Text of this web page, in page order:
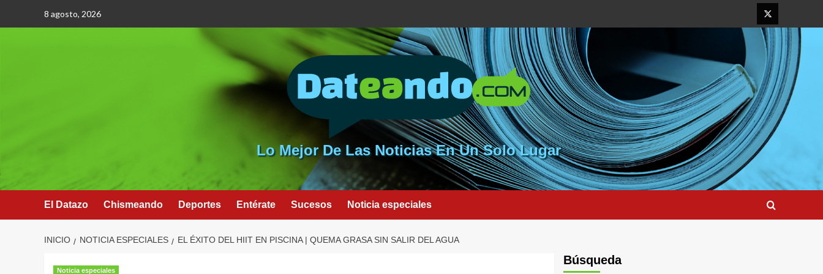
8 agosto, 2026
Elemento
del
menú
Lo Mejor De Las Noticias En Un Solo Lugar
El Datazo Chismeando Deportes Entérate Sucesos Noticia especiales
INICIO NOTICIA ESPECIALES EL ÉXITO DEL HIIT EN PISCINA | QUEMA GRASA SIN SALIR DEL AGUA
Noticia especiales
Búsqueda